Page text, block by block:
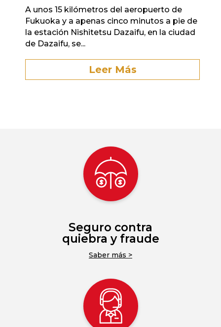
A unos 15 kilómetros del aeropuerto de
Fukuoka y a apenas cinco minutos a pie de
la estación Nishitetsu Dazaifu, en la ciudad
de Dazaifu, se...
Leer Más
Seguro contra
quiebra y fraude
Saber más >